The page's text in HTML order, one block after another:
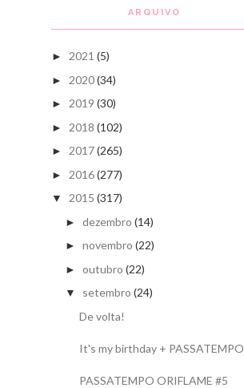
ARQUIVO
► 2021 (5)
► 2020(34)
► 2019 (30)
► 2018 (102)
► 2017(265)
► 2016(277)
▼ 2015 (317)
► dezembro (14)
► novembro (22)
► outubro (22)
▼ setembro (24)
De volta!
It's my birthday + PASSATEMPO
PASSATEMPO ORIFLAME #5